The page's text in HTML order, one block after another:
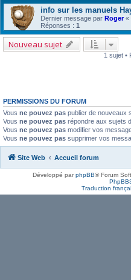
info sur les manuels
Dernier message par Roger«
Réponses : 1
Nouveau sujet
1 sujet •
PERMISSIONS DU FORUM
Vous ne pouvez pas publier de nouveaux
Vous ne pouvez pas répondre aux sujets
Vous ne pouvez pas modifier vos
Vous ne pouvez pas supprimer vos
Site Web Accueil forum
Développé parphpBB® Forum
Traduction